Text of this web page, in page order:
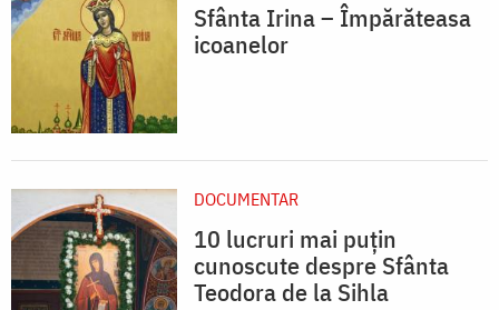
Sfânta Irina – Împărăteasa
icoanelor
DOCUMENTAR
10 lucruri mai puțin
cunoscute despre Sfânta
Teodora de la Sihla